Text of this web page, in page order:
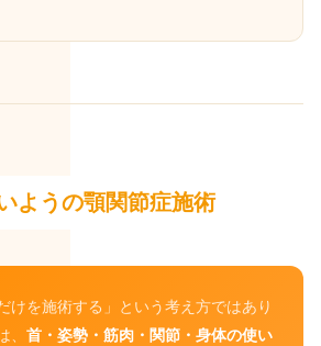
ようの顎関節症施術
けを施術する」という考え方ではあり
、 首・姿勢・筋肉・関節・身体の使い